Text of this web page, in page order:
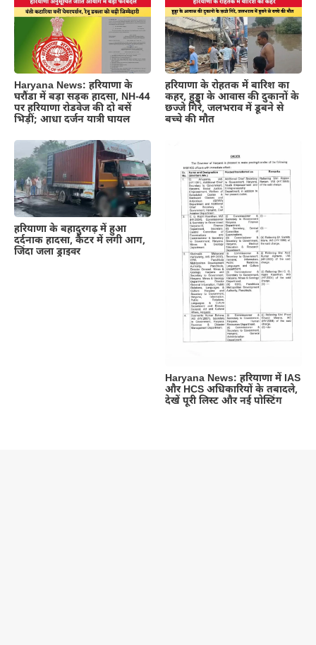
Haryana News: हरियाणा के
घरौंडा में बड़ा सड़क हादसा, NH-44
पर हरियाणा रोडवेज की दो बसें
भिड़ीं; आधा दर्जन यात्री घायल
हरियाणा के रोहतक में बारिश का
कहर, हुड्डा के आवास की दुकानों के
छज्जे गिरे, जलभराव में डूबने से
बच्चे की मौत
हरियाणा के बहादुरगढ़ में हुआ
दर्दनाक हादसा, कैंटर में लगी आग,
जिंदा जला ड्राइवर
Haryana News: हरियाणा में IAS
और HCS अधिकारियों के तबादले,
देखें पूरी लिस्ट और नई पोस्टिंग